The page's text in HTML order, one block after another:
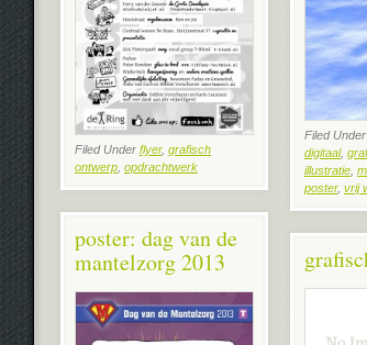
Filed Under
digitaal,
illustratie
poster, vrij
Filed Under flyer, grafisch
ontwerp opdrachtwerk
poster: dag van de
mantelzorg 2013